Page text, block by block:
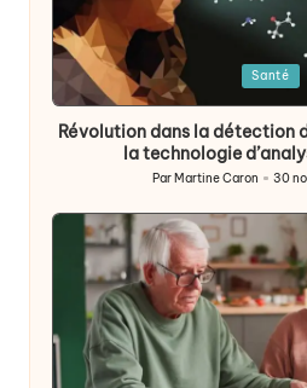
Posted
in
Santé
Révolution dans la détection
la technologie
Publié
ParMartine Caron 30